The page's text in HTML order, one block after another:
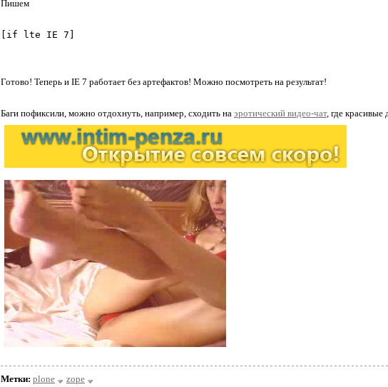
Пишем
[if lte IE 7]
Готово! Теперь и IE 7 работает без артефактов! Можно посмотреть на результат!
Баги пофиксили, можно отдохнуть, например, сходить на эротический видео-чат, где
Метки: plone zope